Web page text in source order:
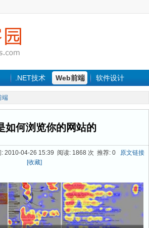
.NET技术 Web前端 软件设计
端
如何浏览你的网站的
2010-04-26 15:39 阅读: 1868 次 推荐: 0 原文链接
[收藏]